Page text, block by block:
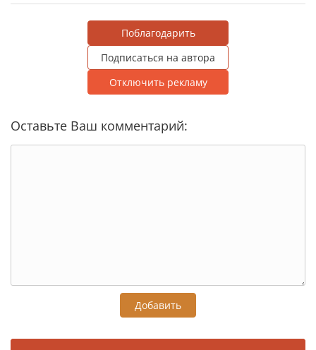
Поблагодарить
Подписаться на автора
Отключить рекламу
Оставьте Ваш комментарий:
Добавить